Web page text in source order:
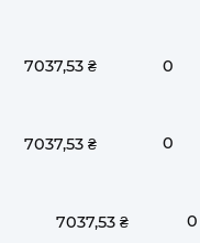
7037,53 ₴ 0
7037,53 ₴ 0
7037,53 ₴ 0